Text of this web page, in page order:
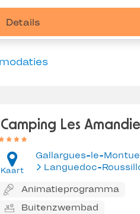
Details
Camping Les
Kaart
Gallargues-le-
Languedoc-
Animatieprogramma
Buitenzwembad